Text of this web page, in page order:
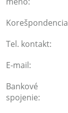
Tel. kontakt:
E-mail:
Bankové
spojenie: